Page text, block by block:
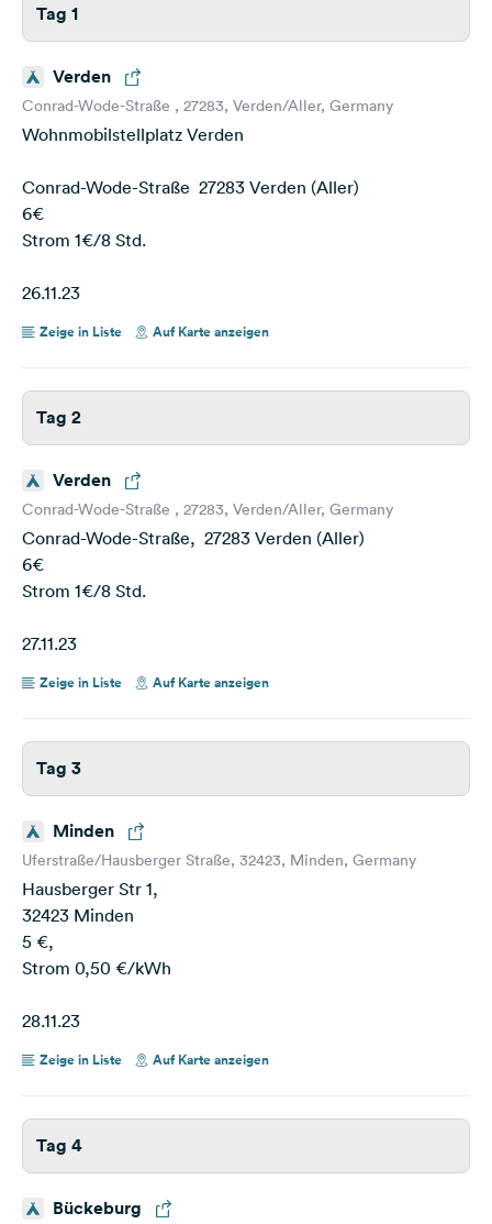
Tag 1
Verden
Conrad-Wode-Straße , 27283, Verden/Aller, Germany
Wohnmobilstellplatz Verden
Conrad-Wode-Straße 27283 Verden (Aller)
6€
Strom 1€/8 Std.
26.11.23
Zeige in Liste Auf Karte anzeigen
Tag 2
Verden
Conrad-Wode-Straße , 27283, Verden/Aller, Germany
Conrad-Wode-Straße, 27283 Verden (Aller)
6€
Strom 1€/8 Std.
27.11.23
Zeige in Liste Auf Karte anzeigen
Tag 3
Minden
Uferstraße/Hausberger Straße, 32423, Minden, Germany
Hausberger Str 1,
32423 Minden
5 €,
Strom 0,50 €/kWh
28.11.23
Zeige in Liste Auf Karte anzeigen
Tag 4
Bückeburg